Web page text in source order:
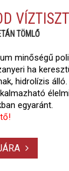
TÖMLŐ
minőségű
ha
hidrolízis
egyaránt.